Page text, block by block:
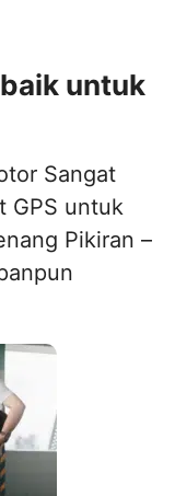
untuk
Sangat
GPS untuk
Pikiran –